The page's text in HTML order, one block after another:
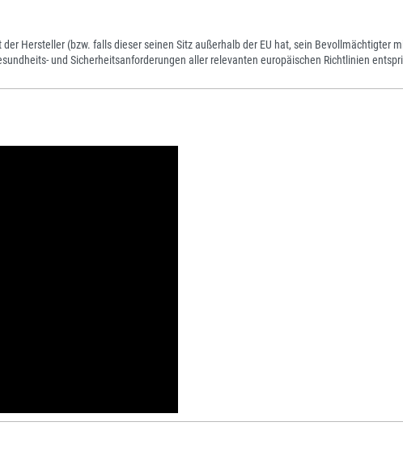
Hersteller (bzw. falls dieser seinen Sitz außerhalb der EU hat, sein Bevollmächtigter
und Sicherheitsanforderungen aller relevanten europäischen Richtlinien